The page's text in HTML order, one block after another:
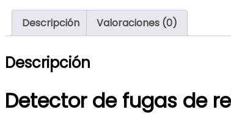
Descripción Valoraciones (0)
Descripción
Detector de fugas de